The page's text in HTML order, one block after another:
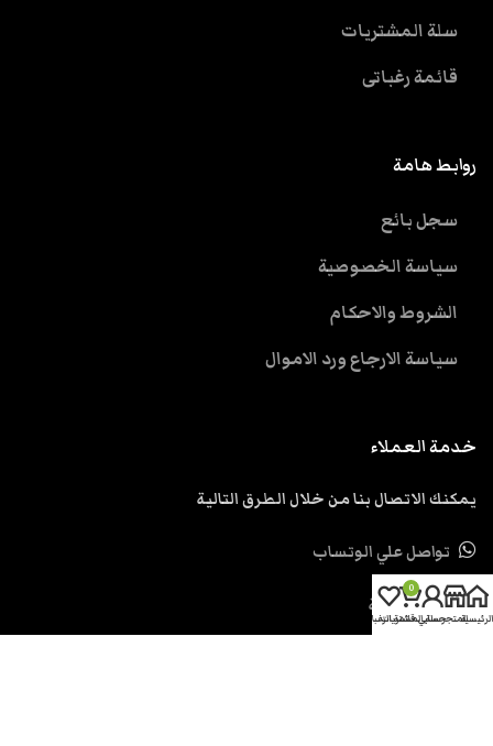
سلة المشتريات
قائمة رغباتى
روابط هامة
سجل بائع
سياسة الخصوصية
الشروط والاحكام
سياسة الارجاع ورد الاموال
خدمة العملاء
يمكنك الاتصال بنا من خلال الطرق التالية
تواصل علي الوتساب
ارسل رسالة
الرئيسيةالمتجرحسابي
0
سلة المشتريات
قائمة الرغبات